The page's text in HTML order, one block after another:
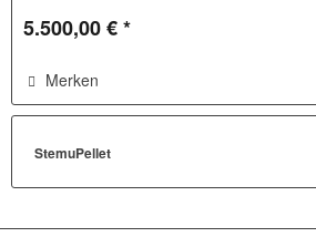
5.500,00 € *
Merken
StemuPellet